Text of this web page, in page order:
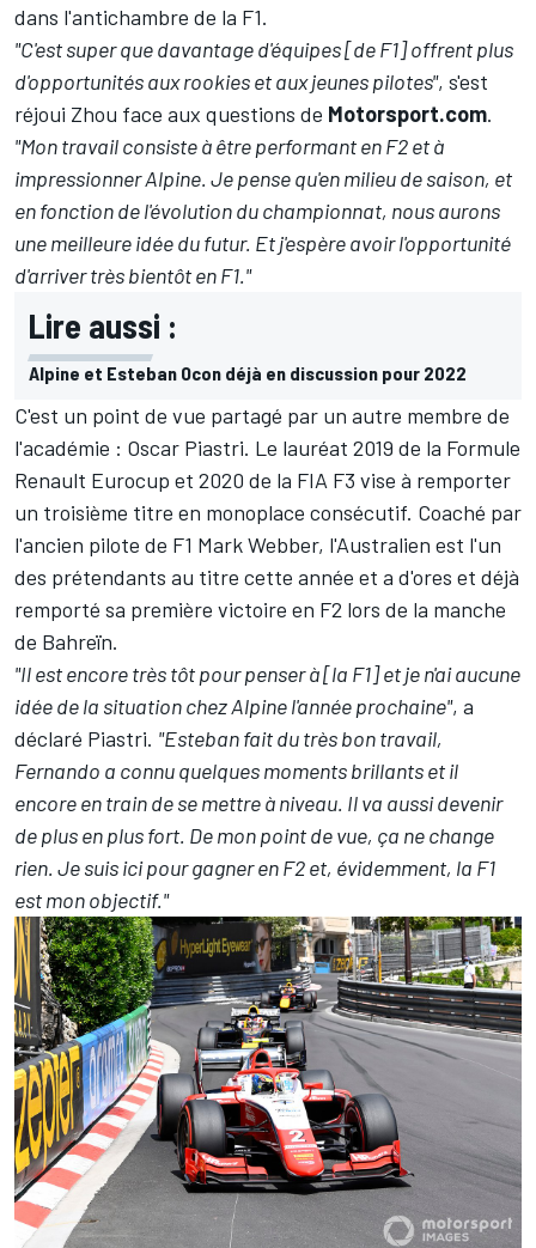
dans l'antichambre de la F1.
"C'est super que davantage d'équipes [de F1] offrent plus
d'opportunités aux rookies et aux jeunes pilotes", s'est
réjoui Zhou face aux questions de Motorsport.com.
"Mon travail consiste à être performant en F2 et à
impressionner Alpine. Je pense qu'en milieu de saison, et
en fonction de l'évolution du championnat, nous aurons
une meilleure idée du futur. Et j'espère avoir l'opportunité
d'arriver très bientôt en F1."
Lire aussi :
Alpine et Esteban Ocon déjà en discussion pour 2022
C'est un point de vue partagé par un autre membre de
l'académie : Oscar Piastri. Le lauréat 2019 de la Formule
Renault Eurocup et 2020 de la FIA F3 vise à remporter
un troisième titre en monoplace consécutif. Coaché par
l'ancien pilote de F1 Mark Webber, l'Australien est l'un
des prétendants au titre cette année et a d'ores et déjà
remporté sa première victoire en F2 lors de la manche
de Bahreïn.
"Il est encore très tôt pour penser à [la F1] et je n'ai aucune
idée de la situation chez Alpine l'année prochaine", a
déclaré Piastri. "Esteban fait du très bon travail,
Fernando a connu quelques moments brillants et il
encore en train de se mettre à niveau. Il va aussi devenir
de plus en plus fort. De mon point de vue, ça ne change
rien. Je suis ici pour gagner en F2 et, évidemment, la F1
est mon objectif."